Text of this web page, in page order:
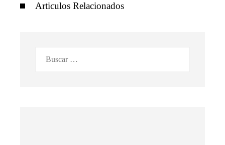
Articulos Relacionados